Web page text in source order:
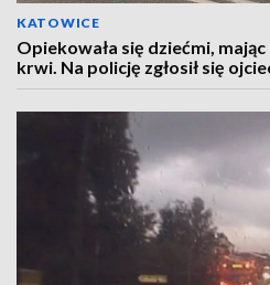
KATOWICE
Opiekowała się dziećmi,
krwi. Na policję zgłosił się